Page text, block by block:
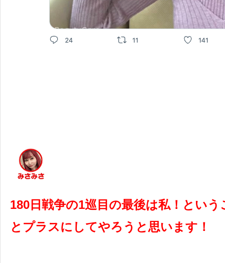
180 日戦争の1巡目の最後は私！とい
とプラスにしてやろうと思います！